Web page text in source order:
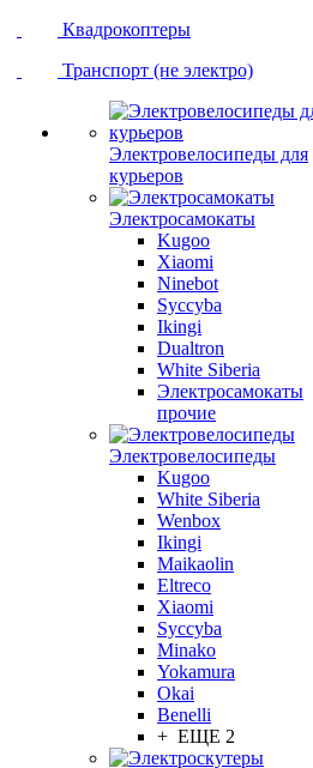
Квадрокоптеры
Транспорт (не электро)
Электровелосипеды для
курьеров
Электросамокаты
Kugoo
Xiaomi
Ninebot
Syccyba
Ikingi
Dualtron
White Siberia
Электросамокаты
прочие
Электровелосипеды
Kugoo
White Siberia
Wenbox
Ikingi
Maikaolin
Eltreco
Xiaomi
Syccyba
Minako
Yokamura
Okai
Benelli
+ ЕЩЕ 2